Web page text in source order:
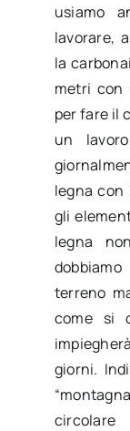
usiamo
lavorare,
la
metri con
per fare il
un
legna con
gli
legna
terreno
come si
giorni.